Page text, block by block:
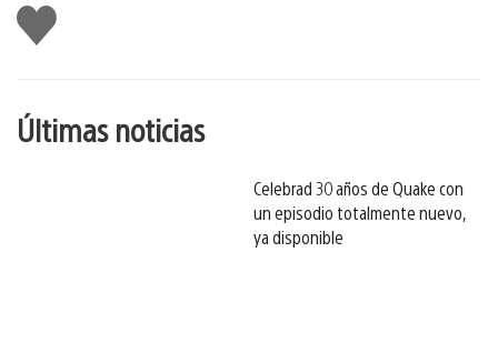
Me
gusta
Últimas noticias
Celebrad 30 años de Quake con
un episodio totalmente nuevo,
ya disponible